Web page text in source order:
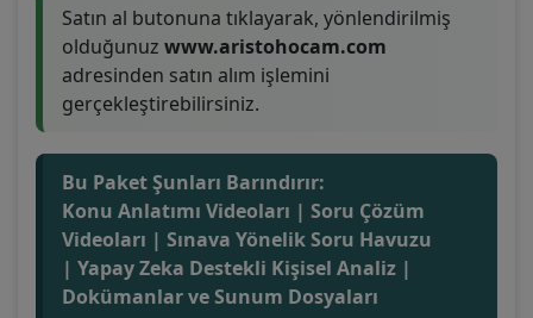
Satın al butonuna tıklayarak, yönlendirilmiş
olduğunuz www.aristohocam.com
adresinden satın alım işlemini
gerçekleştirebilirsiniz.
Bu Paket Şunları Barındırır:
Konu Anlatımı Videoları | Soru Çözüm
Videoları | Sınava Yönelik Soru Havuzu
| Yapay Zeka Destekli Kişisel Analiz |
Dokümanlar ve Sunum Dosyaları